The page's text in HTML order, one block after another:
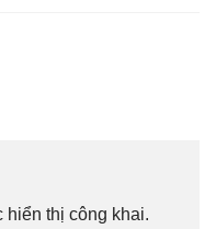
thị công khai.